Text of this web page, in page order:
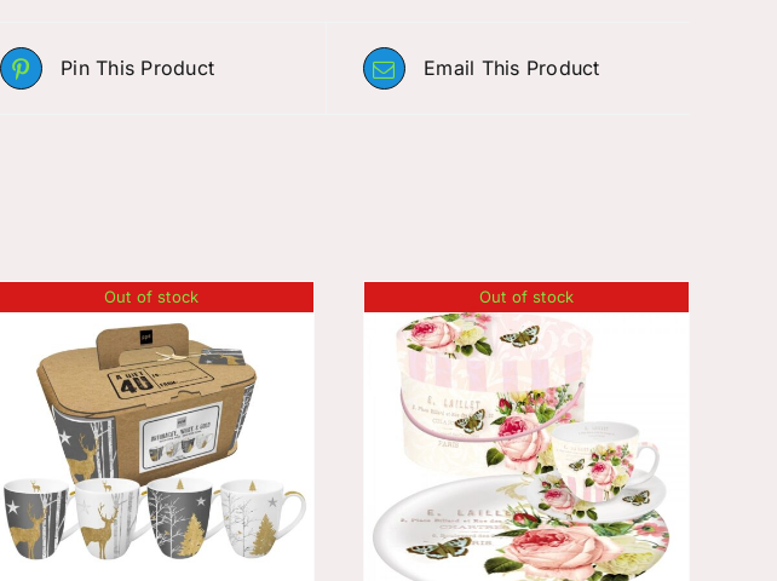
Pin This Product Email This Product
Out of stock Out of stock